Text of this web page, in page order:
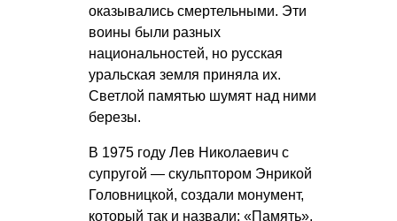
оказывались смертельными. Эти
воины были разных
национальностей, но русская
уральская земля приняла их.
Светлой памятью шумят над ними
березы.
В 1975 году Лев Николаевич с
супругой — скульптором Энрикой
Головницкой, создали монумент,
который так и назвали: «Память».